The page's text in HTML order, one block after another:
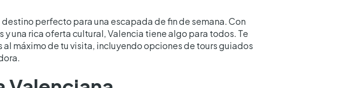
perfecto para una escapada de fin de semana. Con
una rica oferta cultural, Valencia tiene algo para todos. Te
máximo de tu visita, incluyendo opciones de tours guiados